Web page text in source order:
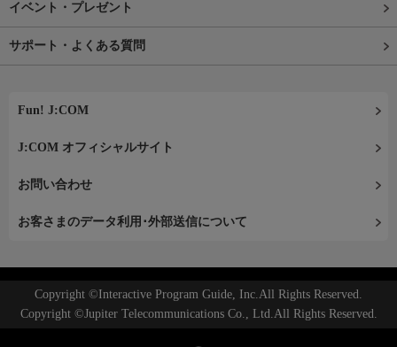
イベント・プレゼント
サポート・よくある質問
Fun! J:COM
J:COM オフィシャルサイト
お問い合わせ
お客さまのデータ利用･外部送信について
Copyright ©Interactive Program Guide, Inc.All Rights Reserved.
Copyright ©Jupiter Telecommunications Co., Ltd.All Rights Reserved.